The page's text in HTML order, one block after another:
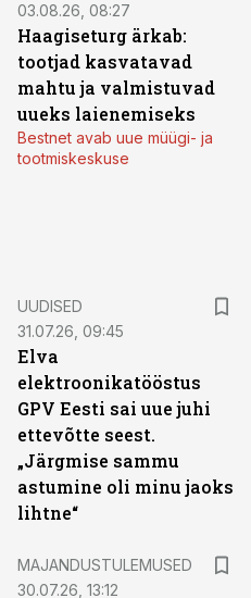
03.08.26, 08:27
Haagiseturg ärkab:
tootjad kasvatavad
mahtu ja valmistuvad
uueks laienemiseks
Bestnet avab uue müügi- ja
tootmiskeskuse
UUDISED
31.07.26, 09:45
Elva
elektroonikatööstus
GPV Eesti sai uue juhi
ettevõtte seest.
„Järgmise sammu
astumine oli minu jaoks
lihtne“
MAJANDUSTULEMUSED
30.07.26, 13:12